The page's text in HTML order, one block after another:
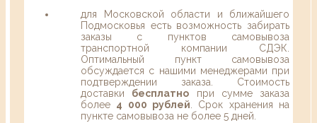
для Московской области и ближайшего
Подмосковья есть возможность забирать
заказы с пунктов самовывоза
транспортной компании СДЭК.
Оптимальный пункт самовывоза
обсуждается с нашими менеджерами при
подтверждении заказа. Стоимость
доставки бесплатно при сумме заказа
более 4 000 рублей . Срок хранения на
пункте самовывоза не более 5 дней.